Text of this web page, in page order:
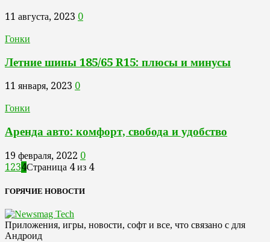
11 августа, 2023 0
Гонки
Летние шины 185/65 R15: плюсы и минусы
11 января, 2023 0
Гонки
Аренда авто: комфорт, свобода и удобство
19 февраля, 2022 0
1 234Страница 4 из 4
ГОРЯЧИЕ НОВОСТИ
Приложения, игры, новости, софт и все, что связано с для
Андроид